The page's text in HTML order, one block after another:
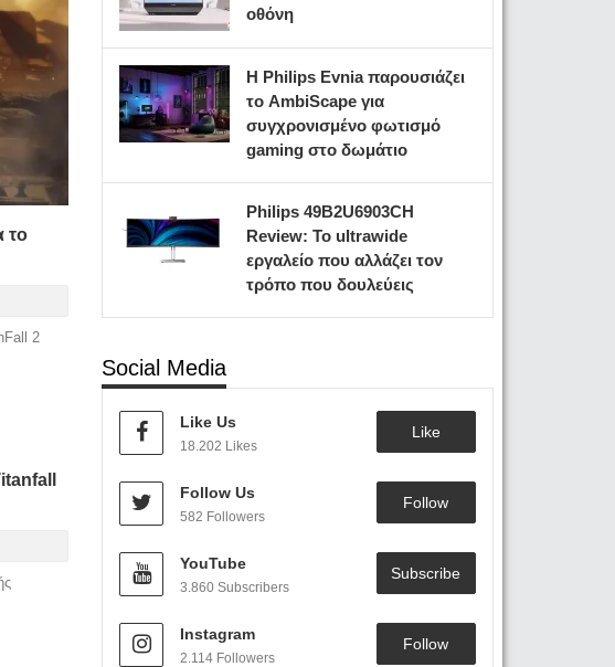
το
2
οθόνη
Η Philips Evnia παρουσιάζει
το AmbiScape για
συγχρονισμένο φωτισμό
gaming στο δωμάτιο
Philips 49B2U6903CH
Review: Το ultrawide
εργαλείο που αλλάζει τον
τρόπο που δουλεύεις
Social Media
Like Us
18.202 Likes
Like
Follow Us
582 Followers
Follow
YouTube
3.860 Subscribers
Subscribe
Instagram
2.114 Followers
Follow